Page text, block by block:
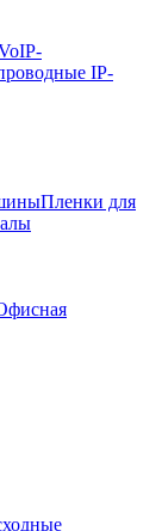
IP-
Пленки для